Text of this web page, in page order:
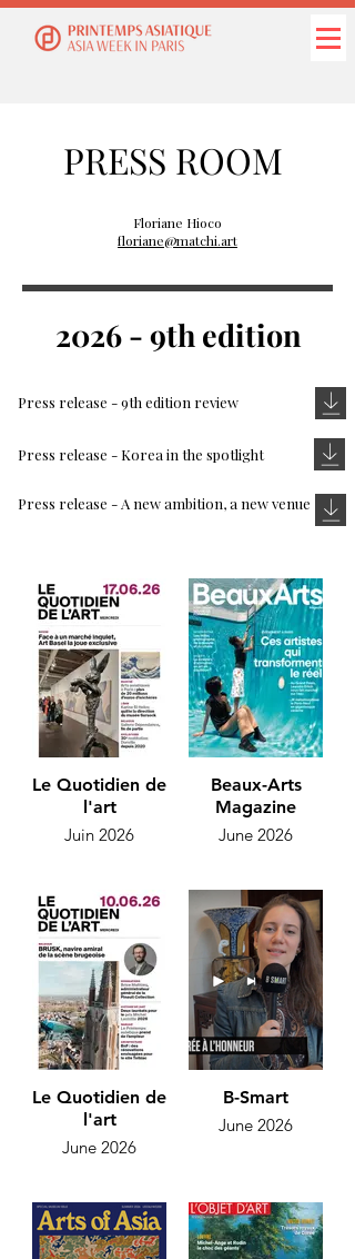
PRESS ROOM
Floriane Hioco
floriane@matchi.art
2026 - 9th edition
Press release - 9th edition review
Press release - Korea in the spotlight
Press release - A new ambition, a new venue
Le Quotidien de
l'art
Juin 2026
Beaux-Arts
Magazine
June 2026
Le Quotidien de
l'art
June 2026
B-Smart
June 2026